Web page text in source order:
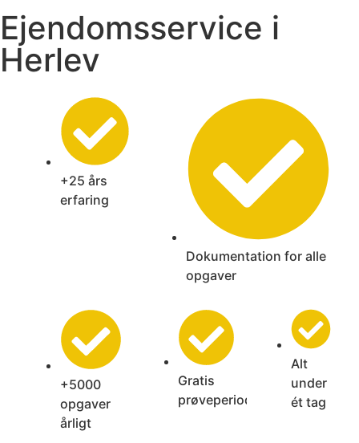
Ejendomsservice i
Herlev
+25 års
erfaring
Dokumentation for alle
opgaver
+5000
opgaver
årligt
Gratis
prøveperiode
Alt
under
ét tag